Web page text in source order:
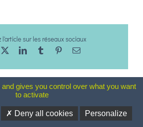
l'article sur les réseaux sociaux
LinkedInTumblr PinterestEmail
Légales-Plan du site
graphiqueFábio de Sá - Design & Graphisme
gives you control over what you want
to activate
Deny all cookies Personalize